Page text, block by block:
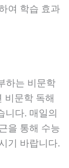
여 학습 효과
하는 비문학
비문학 독해
니다. 매일의
을 통해 수능
기 바랍니다.